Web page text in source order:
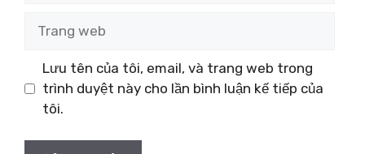
Lưu tên của tôi, email, và trang web trong
trình duyệt này cho lần bình luận kế tiếp của
tôi.